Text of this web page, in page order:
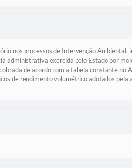
nos processos de Intervenção Ambiental,
administrativa exercida pelo Estado por
de acordo com a tabela constante no
de rendimento volumétrico adotados pela